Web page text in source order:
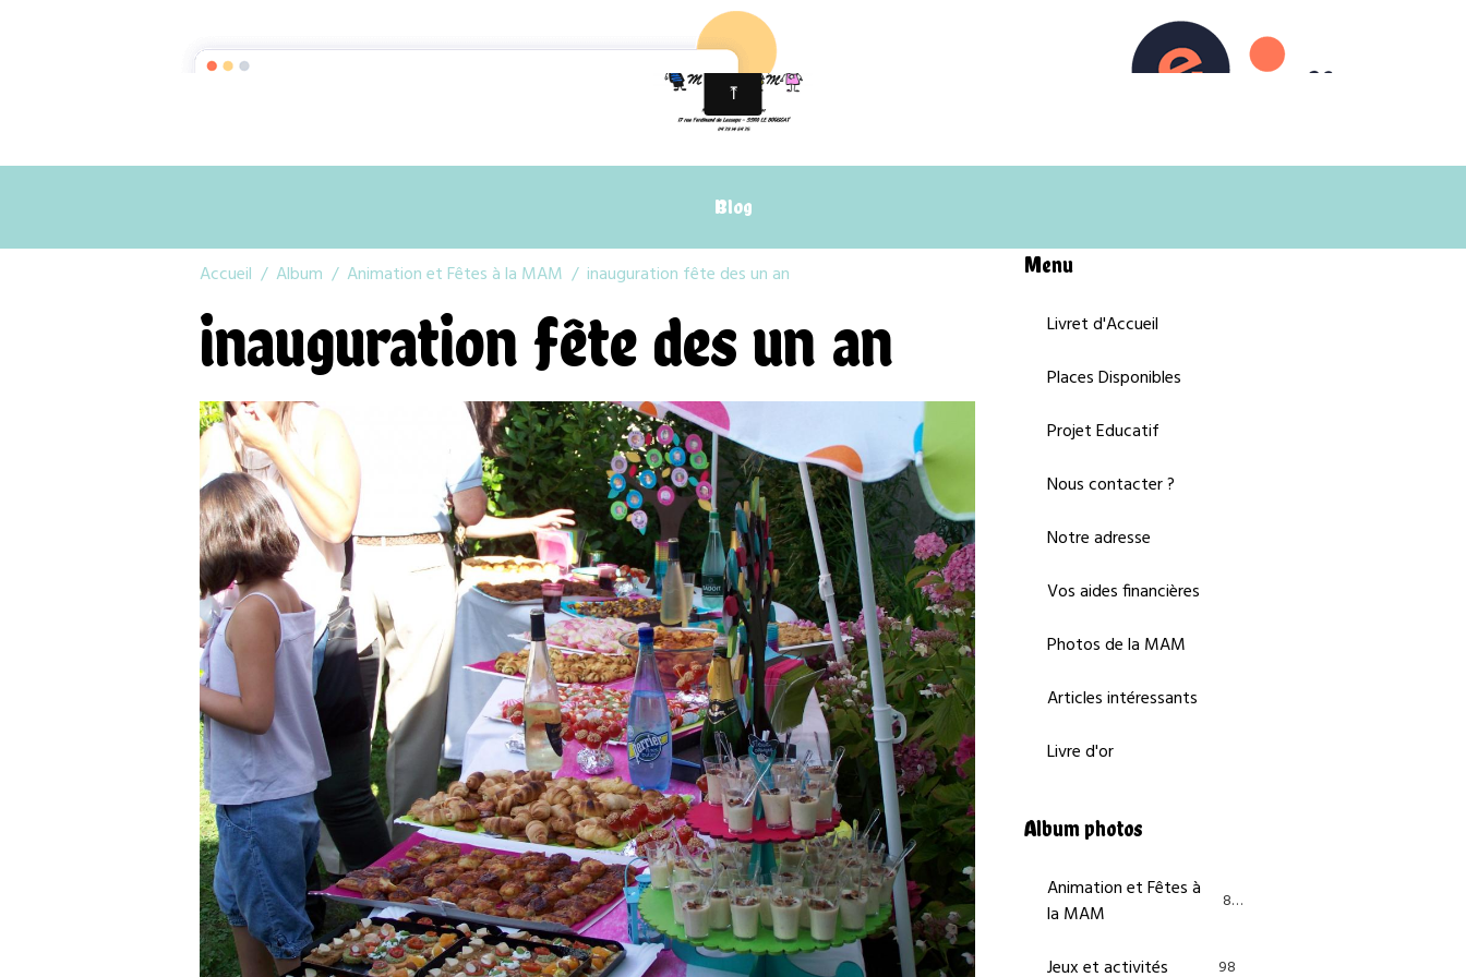
Blog
Accueil Album Animation et Fêtes à la MAM inauguration fête des un an
inauguration fête des un an
Menu
Livret d'Accueil
Places Disponibles
Projet Educatif
Nous contacter ?
Notre adresse
Vos aides financières
Photos de la MAM
Articles intéressants
Livre d'or
Album photos
Animation et Fêtes à
la MAM
84
Jeux et activités 98